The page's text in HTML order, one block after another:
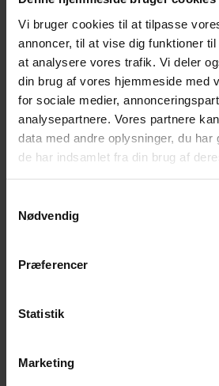
Vi bruger cookies til at tilpasse
annoncer, til at vise dig funktioner
at analysere vores trafik. Vi deler
din brug af vores hjemmeside med
for sociale medier,
analysepartnere. Vores partnere
data med andre oplysninger, du har
de har indsamlet fra din brug af
Nødvendig
Præferencer
Statistik
Marketing
1 x Dobbeltværelse med
balkon/terrasse og
pooludsigt
+DKK 750 pr. person
(Kun på forespørgsel)
Læs mere »
2 x Eneværelse med
+DKK 750 pr. person